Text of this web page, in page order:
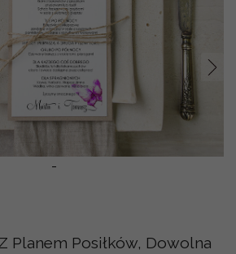
-
Planem Posiłków, Dowolna